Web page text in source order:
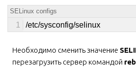
SELinux configs
1 /etc/sysconfig/selinux
Необходимо сменить значение
перезагрузить сервер командой